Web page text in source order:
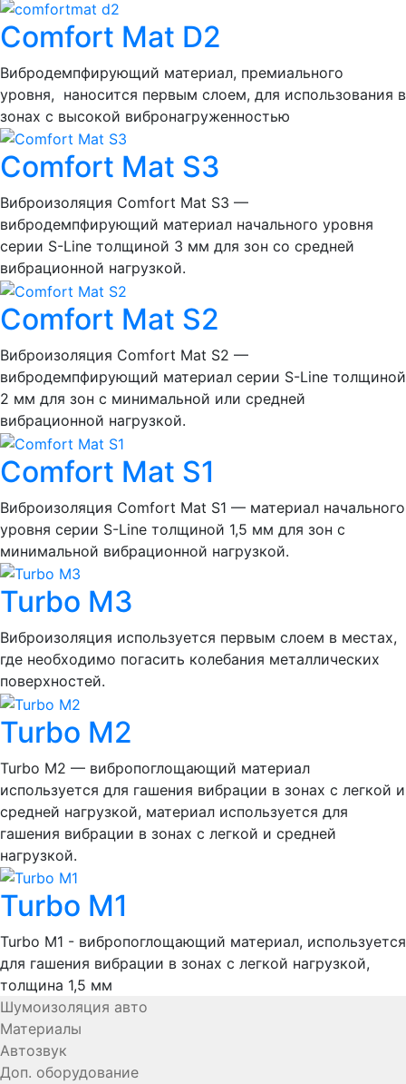
Comfort Mat D2
Вибродемпфирующий материал, премиального
уровня, наносится первым слоем, для использования в
зонах с высокой вибронагруженностью
Comfort Mat S3
Виброизоляция Comfort Mat S3 —
вибродемпфирующий материал начального уровня
серии S-Line толщиной 3 мм для зон со средней
вибрационной нагрузкой.
Comfort Mat S2
Виброизоляция Comfort Mat S2 —
вибродемпфирующий материал серии S-Line толщиной
2 мм для зон с минимальной или средней
вибрационной нагрузкой.
Comfort Mat S1
Виброизоляция Comfort Mat S1 — материал начального
уровня серии S-Line толщиной 1,5 мм для зон с
минимальной вибрационной нагрузкой.
Turbo М3
Виброизоляция используется первым слоем в местах,
где необходимо погасить колебания металлических
поверхностей.
Turbo М2
Turbo М2 — вибропоглощающий материал
используется для гашения вибрации в зонах с легкой и
средней нагрузкой, материал используется для
гашения вибрации в зонах с легкой и средней
нагрузкой.
Turbo М1
Turbo М1 - вибропоглощающий материал, используется
для гашения вибрации в зонах с легкой нагрузкой,
толщина 1,5 мм
Шумоизоляция авто
Материалы
Автозвук
Доп. оборудование